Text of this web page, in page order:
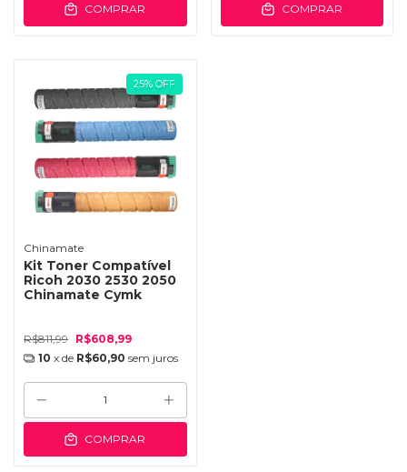
COMPRAR COMPRAR
25% OFF
Chinamate
Kit Toner Compatível
Ricoh 2030 2530 2050
Chinamate Cymk
R$811,99 R$608,99
10 x de R$60,90 sem juros
COMPRAR